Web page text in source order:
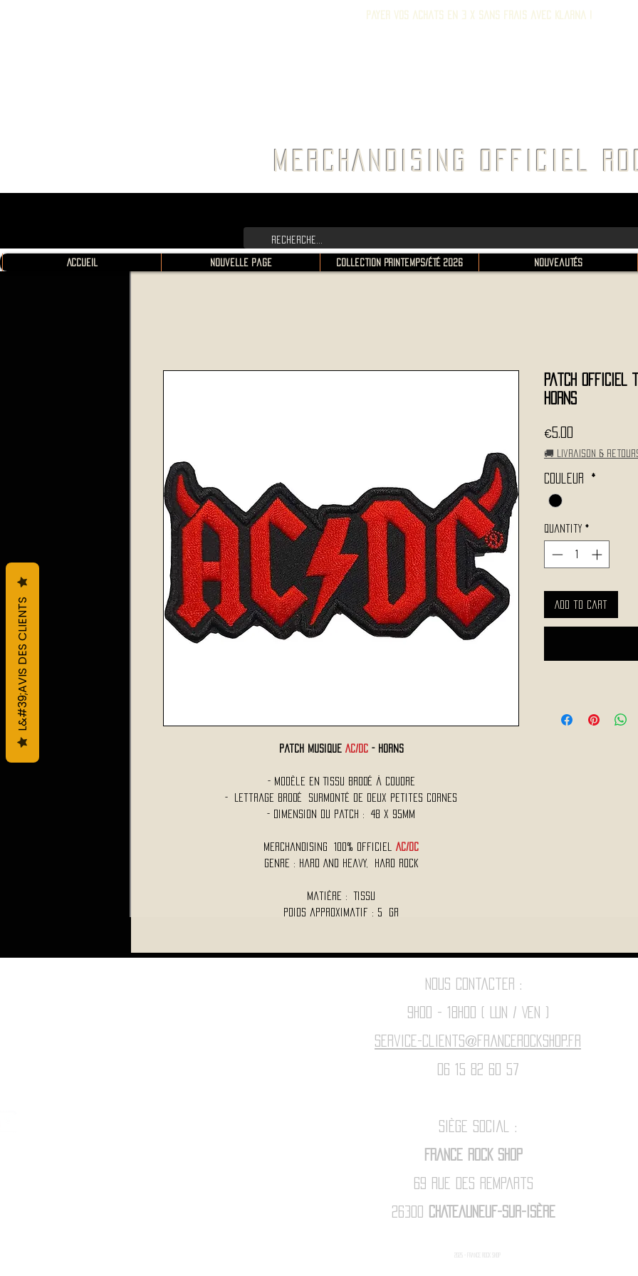
Payer vos achats en 3 x sans frais avec Klarna !
MERCHANDISING OFFICIEL
Accueil Nouvelle page Collection Printemps/Été 2026 Nouveautés
Patch Musique AC/DC- Horns
- Modèle en Tissu Brodé à Coudre
- Lettrage Brodé Surmonté de Deux Petites Cornes
- Dimension du Patch : 48 x 95mm
Merchandising 100% Officiel
AC/DC
Genre : Hard And Heavy, Hard Rock
Matière : Tissu
Poids approximatif : 5 Gr
Patch Officiel
Horns
€5.00
🚚 Livraison &
Couleur *
Quantity *
Add to Cart
Nous contacter :
9h00 - 18H00 ( Lun / Ven )
Service-clients@francerockshop.fr
06 15 82 60 57
Siège Social :
FRANCE ROCK SHOP
69 Rue des Remparts
26300 CHATEAUNEUF-SUR-ISÈRE
L&#39;AVIS DES CLIENTS